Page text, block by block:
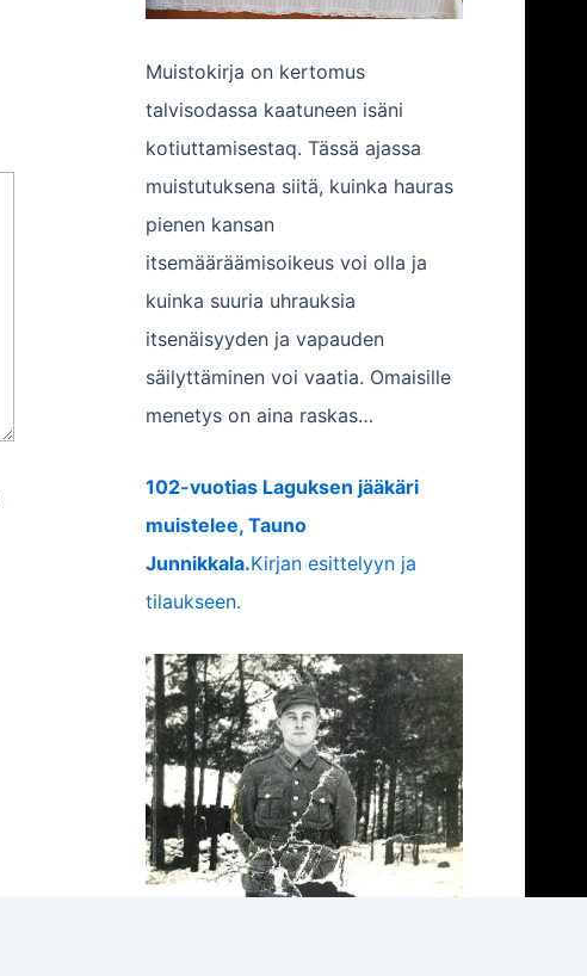
Muistokirja on kertomus
talvisodassa kaatuneen isäni
kotiuttamisestaq. Tässä ajassa
muistutuksena siitä, kuinka hauras
pienen kansan
itsemääräämisoikeus voi olla ja
kuinka suuria uhrauksia
itsenäisyyden ja vapauden
säilyttäminen voi vaatia. Omaisille
menetys on aina raskas…
102-vuotias Laguksen jääkäri
muistelee, Tauno
Junnikkala.Kirjan esittelyyn ja
tilaukseen.